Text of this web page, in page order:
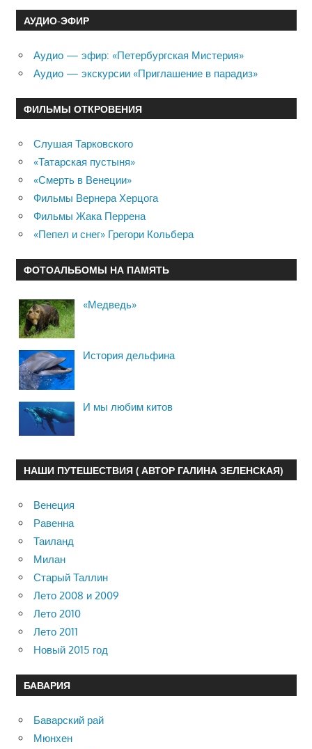
АУДИО-ЭФИР
Аудио — эфир: «Петербургская Мистерия»
Аудио — экскурсии «Приглашение в парадиз»
ФИЛЬМЫ ОТКРОВЕНИЯ
Слушая Тарковского
«Татарская пустыня»
«Смерть в Венеции»
Фильмы Вернера Херцога
Фильмы Жака Перрена
«Пепел и снег» Грегори Кольбера
ФОТОАЛЬБОМЫ НА ПАМЯТЬ
«Медведь»
История дельфина
И мы любим китов
НАШИ ПУТЕШЕСТВИЯ ( АВТОР ГАЛИНА ЗЕЛЕНСКАЯ)
Венеция
Равенна
Таиланд
Милан
Старый Таллин
Лето 2008 и 2009
Лето 2010
Лето 2011
Новый 2015 год
БАВАРИЯ
Баварский рай
Мюнхен